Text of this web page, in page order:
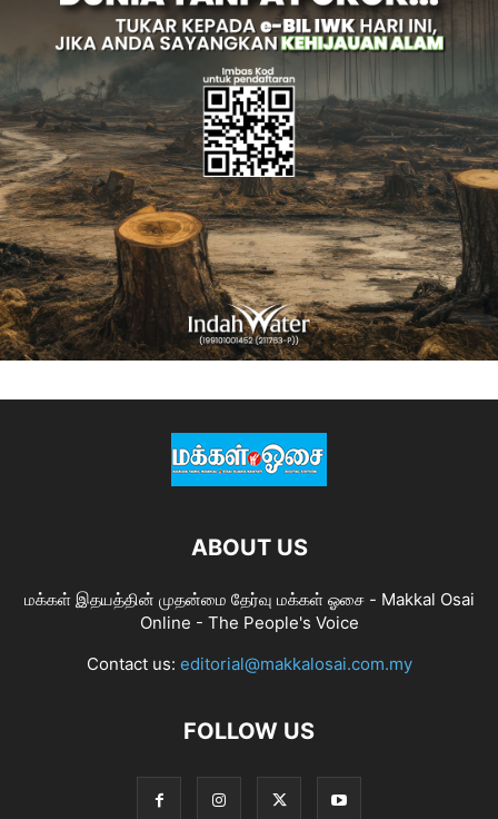
ABOUT US
மக்கள் இதயத்தின் முதன்மை தேர்வு மக்கள் ஓசை - Makkal Osai
Online - The People's Voice
Contact us: editorial@makkalosai.com.my
FOLLOW US